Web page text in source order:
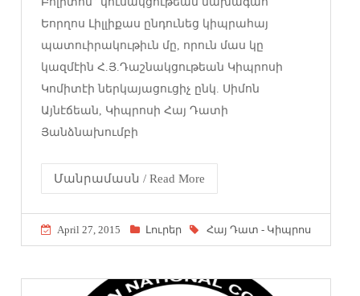
Եորղոս Լիլլիքաս ընդունեց կիպրահայ
պատուիրակութիւն մը, որուն մաս կը
կազմէին Հ.Յ.Դաշնակցութեան Կիպրոսի
Կոմիտէի ներկայացուցիչ ընկ. Սիմոն
Այնէճեան, Կիպրոսի Հայ Դատի
Յանձնախումբի
Մանրամասն / Read More
April 27, 2015 Լուրեր Հայ Դատ - Կիպրոս